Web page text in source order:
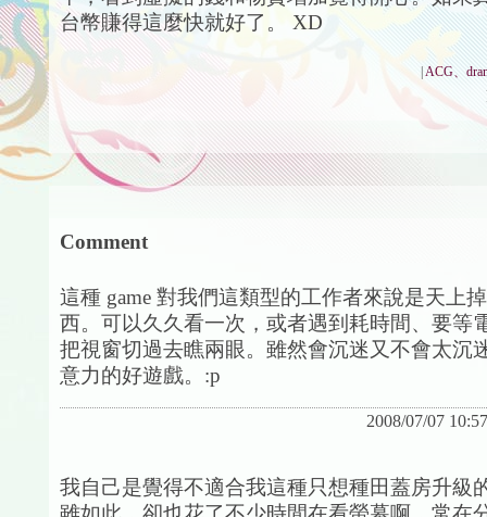
台幣賺得這麼快就好了。 XD
|ACG、
Comment
這種 game 對我們這類型的工作者來說是天上
西。可以久久看一次，或者遇到耗時間、要等
把視窗切過去瞧兩眼。雖然會沉迷又不會太沉
意力的好遊戲。:p
2008/07/07
我自己是覺得不適合我這種只想種田蓋房升級